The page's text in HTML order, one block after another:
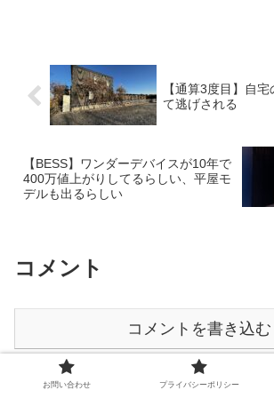
【通算3度目】自
て逃げされる
【BESS】ワンダーデバイスが10年で
400万値上がりしてるらしい、平屋モ
デルも出るらしい
コメント
コメントを書き込む
ホーム 庭（ガーデニング）
お問い合わせ プライバシーポリシー